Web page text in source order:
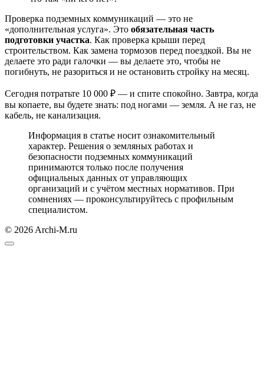
Проверка подземных коммуникаций — это не
«дополнительная услуга». Это обязательная часть
подготовки участка. Как проверка крыши перед
строительством. Как замена тормозов перед поездкой. Вы не
делаете это ради галочки — вы делаете это, чтобы не
погибнуть, не разориться и не остановить стройку на месяц.
Сегодня потратьте 10 000 ₽ — и спите спокойно. Завтра, когда
вы копаете, вы будете знать: под ногами — земля. А не газ, не
кабель, не канализация.
Информация в статье носит ознакомительный
характер. Решения о земляных работах и
безопасности подземных коммуникаций
принимаются только после получения
официальных данных от управляющих
организаций и с учётом местных нормативов. При
сомнениях — проконсультируйтесь с профильным
специалистом.
© 2026 Archi-M.ru